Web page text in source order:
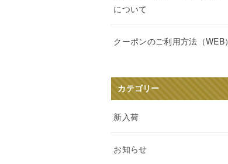
について
クーポンのご利用方法（WEB）
カテゴリー
新入荷
お知らせ